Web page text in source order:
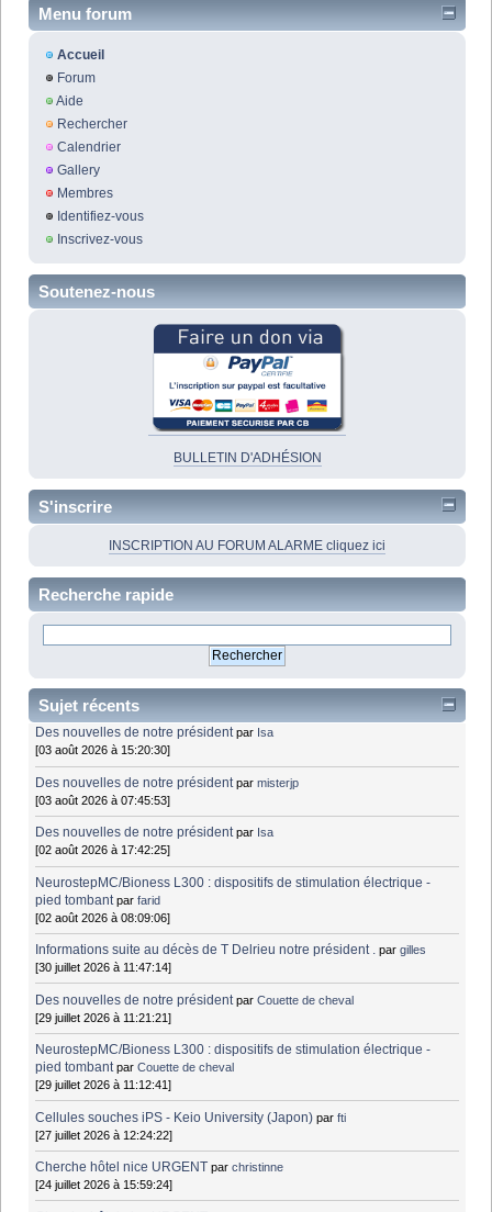
Menu forum
Accueil
Forum
Aide
Rechercher
Calendrier
Gallery
Membres
Identifiez-vous
Inscrivez-vous
Soutenez-nous
BULLETIN D'ADHÉSION
S'inscrire
INSCRIPTION AU FORUM ALARME cliquez ici
Recherche rapide
Sujet récents
Des nouvelles de notre président par Isa
[03 août 2026 à 15:20:30]
Des nouvelles de notre président parmisterjp
[03 août 2026 à 07:45:53]
Des nouvelles de notre président par Isa
[02 août 2026 à 17:42:25]
NeurostepMC/Bioness L300 : dispositifs de stimulation électrique -
pied tombant parfarid
[02 août 2026 à 08:09:06]
Informations suite au décès de T Delrieu notre président . pargilles
[30 juillet 2026 à 11:47:14]
Des nouvelles de notre président parCouette de cheval
[29 juillet 2026 à 11:21:21]
NeurostepMC/Bioness L300 : dispositifs de stimulation électrique -
pied tombant parCouette de cheval
[29 juillet 2026 à 11:12:41]
Cellules souches iPS - Keio University (Japon) parfti
[27 juillet 2026 à 12:24:22]
Cherche hôtel nice URGENT parchristinne
[24 juillet 2026 à 15:59:24]